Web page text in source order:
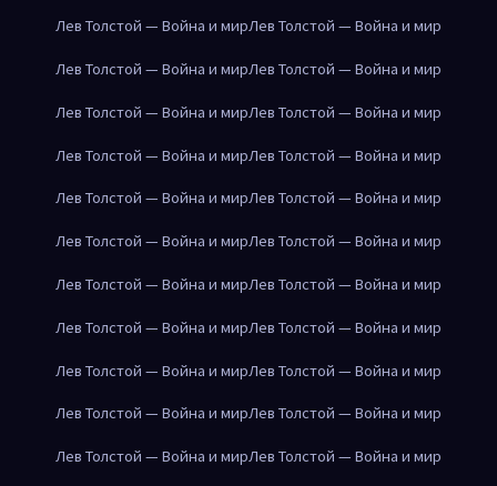
Лев Толстой — Война и мирЛев Толстой — Война и мир
Лев Толстой — Война и мирЛев Толстой — Война и мир
Лев Толстой — Война и мирЛев Толстой — Война и мир
Лев Толстой — Война и мирЛев Толстой — Война и мир
Лев Толстой — Война и мирЛев Толстой — Война и мир
Лев Толстой — Война и мирЛев Толстой — Война и мир
Лев Толстой — Война и мирЛев Толстой — Война и мир
Лев Толстой — Война и мирЛев Толстой — Война и мир
Лев Толстой — Война и мирЛев Толстой — Война и мир
Лев Толстой — Война и мирЛев Толстой — Война и мир
Лев Толстой — Война и мирЛев Толстой — Война и мир